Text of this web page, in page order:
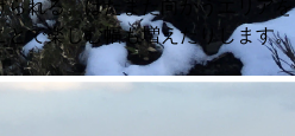
とで楽しむ幅も増えたりします。